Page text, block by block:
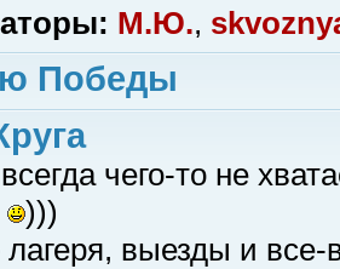
М.Ю.,
Победы
чего-то не
)))
выезды и все-